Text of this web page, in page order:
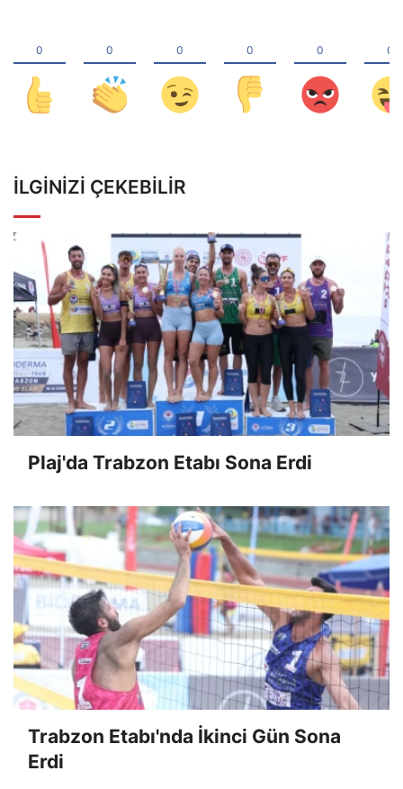
İLGINIZI ÇEKEBILIR
Plaj'da Trabzon Etabı Sona Erdi
Trabzon Etabı'nda İkinci Gün Sona
Erdi